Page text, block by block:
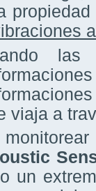
las
viaja a
un